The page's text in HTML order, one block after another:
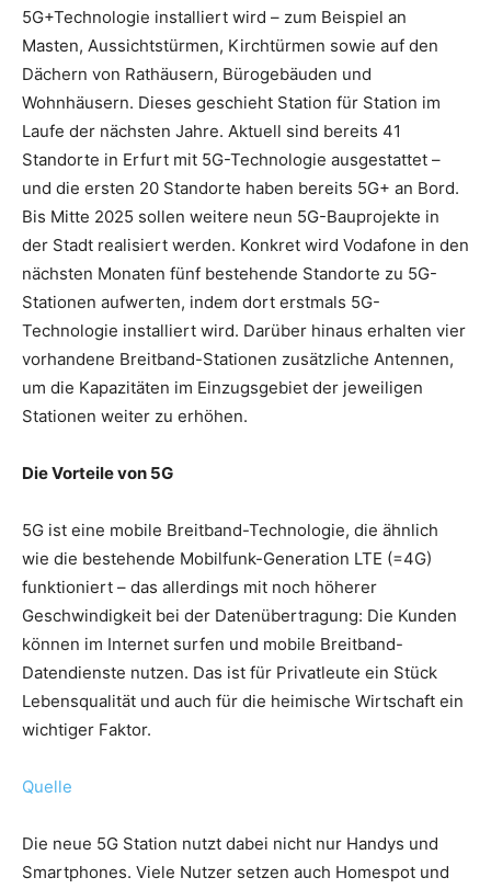
5G+Technologie installiert wird – zum Beispiel an
Masten, Aussichtstürmen, Kirchtürmen sowie auf den
Dächern von Rathäusern, Bürogebäuden und
Wohnhäusern. Dieses geschieht Station für Station im
Laufe der nächsten Jahre. Aktuell sind bereits 41
Standorte in Erfurt mit 5G-Technologie ausgestattet –
und die ersten 20 Standorte haben bereits 5G+ an Bord.
Bis Mitte 2025 sollen weitere neun 5G-Bauprojekte in
der Stadt realisiert werden. Konkret wird Vodafone in den
nächsten Monaten fünf bestehende Standorte zu 5G-
Stationen aufwerten, indem dort erstmals 5G-
Technologie installiert wird. Darüber hinaus erhalten vier
vorhandene Breitband-Stationen zusätzliche Antennen,
um die Kapazitäten im Einzugsgebiet der jeweiligen
Stationen weiter zu erhöhen.
Die Vorteile von 5G
5G ist eine mobile Breitband-Technologie, die ähnlich
wie die bestehende Mobilfunk-Generation LTE (=4G)
funktioniert – das allerdings mit noch höherer
Geschwindigkeit bei der Datenübertragung: Die Kunden
können im Internet surfen und mobile Breitband-
Datendienste nutzen. Das ist für Privatleute ein Stück
Lebensqualität und auch für die heimische Wirtschaft ein
wichtiger Faktor.
Quelle
Die neue 5G Station nutzt dabei nicht nur Handys und
Smartphones. Viele Nutzer setzen auch Homespot und